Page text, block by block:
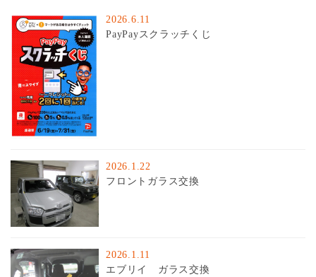
2026.6.11
PayPayスクラッチくじ
2026.1.22
フロントガラス交換
2026.1.11
エブリイ ガラス交換